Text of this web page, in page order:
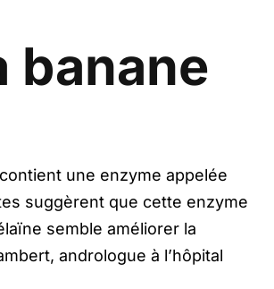
banane
une enzyme appelée
suggèrent que cette enzyme
semble améliorer la
andrologue à l’hôpital